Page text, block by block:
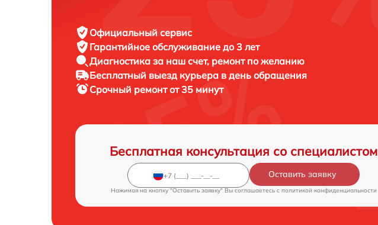
Официальный сервис
Гарантийное обслуживание до 3 лет
Диагностика за наш счет, ремонт по желанию
Бесплатный выезд курьера в день обращения
Срочный ремонтот 35 минут
Бесплатная консультация со специалистом
Оставить заявку
Нажимая на кнопку "Оставить заявку" Вы соглашаетесь c политикой конфиденциальности